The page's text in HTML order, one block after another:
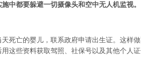
中都要躲避一切摄像头和空中无人机监视。
死亡的婴儿，联系政府申请出生证。这样
这些资料获取驾照、社保号以及其他个人证